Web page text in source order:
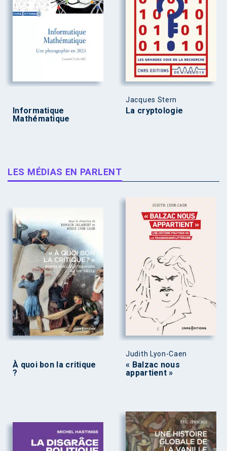
Informatique
Mathématique
Jacques Stern
La cryptologie
LES MÉDIAS EN PARLENT
À quoi bon la critique
?
Judith Lyon-Caen
« Balzac nous
appartient »